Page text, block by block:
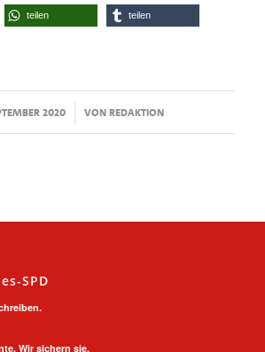
teilen teilen
2020
/ VONREDAKTION
SPD
Wir sichern sie.